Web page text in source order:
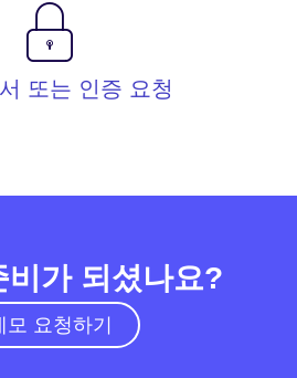
또는 인증 요청
비가 되셨나요?
모 요청하기